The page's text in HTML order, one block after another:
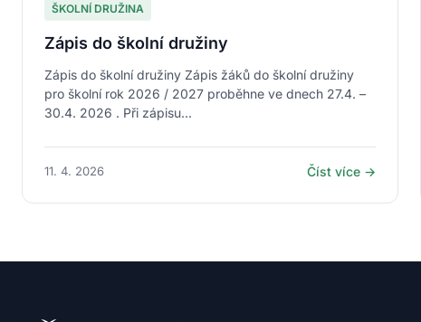
ŠKOLNÍ DRUŽINA
Zápis do školní družiny
Zápis do školní družiny Zápis žáků do školní družiny
pro školní rok 2026 / 2027 proběhne ve dnech 27.4. –
30.4. 2026 . Při zápisu...
11. 4. 2026 Číst více →